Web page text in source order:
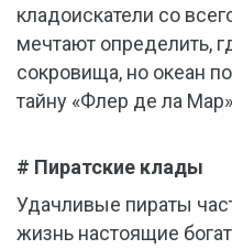
кладоискатели со
мечтают определить,
сокровища, но океан
тайну «Флер де ла
# Пиратские клады
Удачливые пираты
жизнь настоящие